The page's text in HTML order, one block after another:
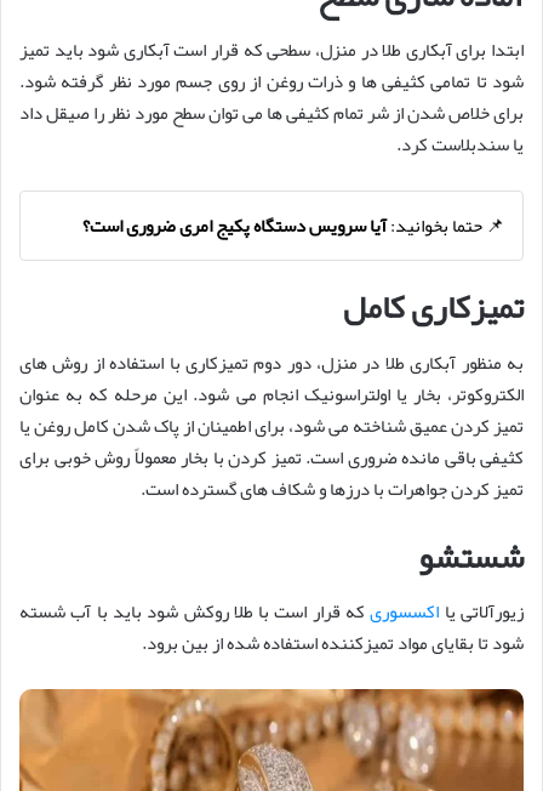
ابتدا برای آبکاری طلا در منزل، سطحی که قرار است آبکاری شود باید تمیز
شود تا تمامی کثیفی ها و ذرات روغن از روی جسم مورد نظر گرفته شود.
برای خلاص شدن از شر تمام کثیفی ها می توان سطح مورد نظر را صیقل داد
یا سندبلاست کرد.
📌 حتما بخوانید:آیا سرویس دستگاه پکیج امری ضروری است؟
تمیزکاری کامل
به منظور آبکاری طلا در منزل، دور دوم تمیزکاری با استفاده از روش های
الکتروکوتر، بخار یا اولتراسونیک انجام می شود. این مرحله که به عنوان
تمیز کردن عمیق شناخته می شود، برای اطمینان از پاک شدن کامل روغن یا
کثیفی باقی مانده ضروری است. تمیز کردن با بخار معمولاً روش خوبی برای
تمیز کردن جواهرات با درزها و شکاف های گسترده است.
شستشو
زیورآلاتی یا اکسسوریکه قرار است با طلا روکش شود باید با آب شسته
شود تا بقایای مواد تمیزکننده استفاده شده از بین برود.